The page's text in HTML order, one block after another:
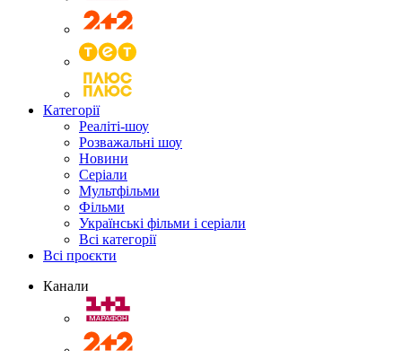
Категорії
Реаліті-шоу
Розважальні шоу
Новини
Серіали
Мультфільми
Фільми
Українські фільми і серіали
Всі категорії
Всі проєкти
Канали